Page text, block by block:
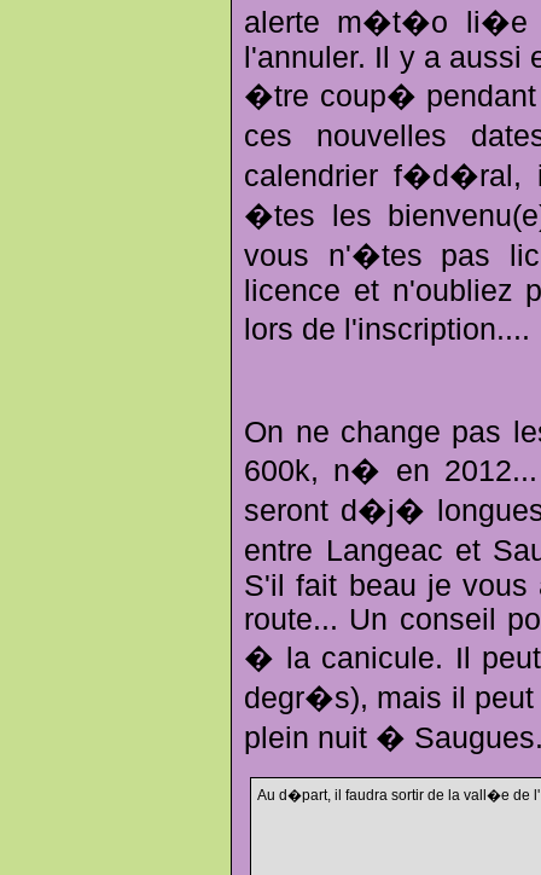
alerte m�t�o li�e
l'annuler. Il y a aussi
�tre coup�
ces nouvelles
calendrier f�d�ral,
�tes les
vous n'�tes pas
licence et n'oubliez
lors de
On ne change pas
600k, n� en
seront d�j�
entre Langeac et
S'il fait beau je vous
route... Un conseil
� la canicule. Il
degr�s), mais il peut
plein nuit �
Au d�part, il faudra sortir de la vall�e de